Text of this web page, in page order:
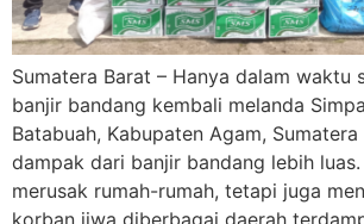
Sumatera Barat – Hanya dalam waktu
banjir bandang kembali melanda
Batabuah, Kabupaten Agam, Sumatera
dampak dari banjir bandang lebih
merusak rumah-rumah, tetapi juga